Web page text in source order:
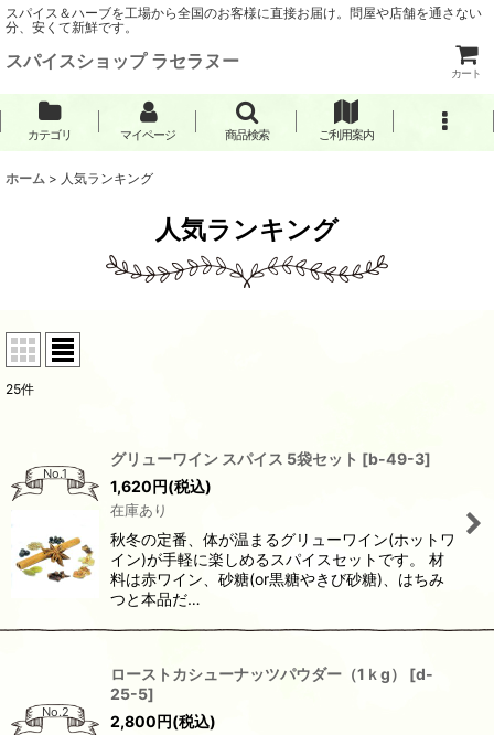
スパイス＆ハーブを工場から全国のお客様に直接お届け。問屋や店舗を通さない
分、安くて新鮮です。
スパイスショップ ラセラヌー
カート
カテゴリ マイページ 商品検索 ご利用案内
ホーム > 人気ランキング
人気ランキング
25件
No.1
グリューワイン スパイス 5袋セット [b-49-3]
1,620円(税込)
在庫あり
秋冬の定番、体が温まるグリューワイン(ホットワ
イン)が手軽に楽しめるスパイスセットです。 材
料は赤ワイン、砂糖(or黒糖やきび砂糖)、はちみ
つと本品だ…
No.2
ローストカシューナッツパウダー（1ｋg） [d-
25-5]
2,800円(税込)